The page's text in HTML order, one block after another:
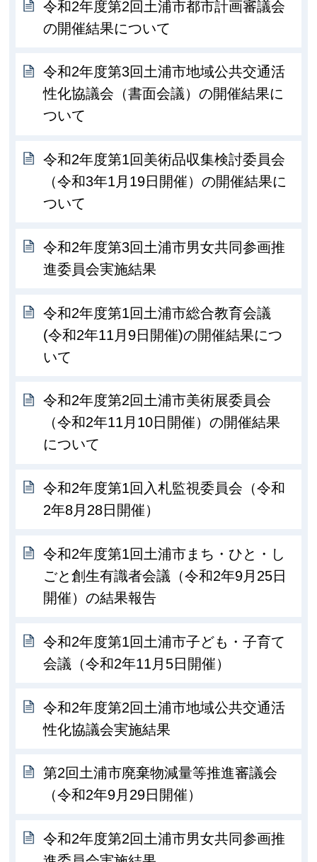
令和2年度第2回土浦市都市計画審議会
の開催結果について
令和2年度第3回土浦市地域公共交通活
性化協議会（書面会議）の開催結果に
ついて
令和2年度第1回美術品収集検討委員会
（令和3年1月19日開催）の開催結果に
ついて
令和2年度第3回土浦市男女共同参画推
進委員会実施結果
令和2年度第1回土浦市総合教育会議
(令和2年11月9日開催)の開催結果につ
いて
令和2年度第2回土浦市美術展委員会
（令和2年11月10日開催）の開催結果
について
令和2年度第1回入札監視委員会（令和
2年8月28日開催）
令和2年度第1回土浦市まち・ひと・し
ごと創生有識者会議（令和2年9月25日
開催）の結果報告
令和2年度第1回土浦市子ども・子育て
会議（令和2年11月5日開催）
令和2年度第2回土浦市地域公共交通活
性化協議会実施結果
第2回土浦市廃棄物減量等推進審議会
（令和2年9月29日開催）
令和2年度第2回土浦市男女共同参画推